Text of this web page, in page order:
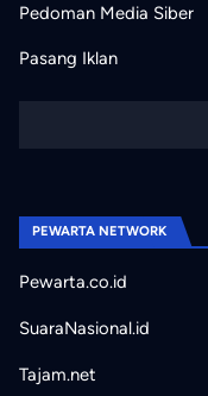
Pedoman Media Siber
Pasang Iklan
PEWARTA NETWORK
Pewarta.co.id
SuaraNasional.id
Tajam.net